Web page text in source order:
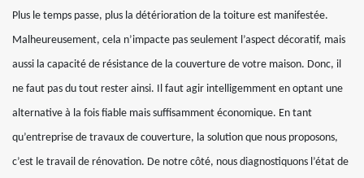
Plus le temps passe, plus la détérioration de la toiture est manifestée.
Malheureusement, cela n’impacte pas seulement l’aspect décoratif, mais
aussi la capacité de résistance de la couverture de votre maison. Donc, il
ne faut pas du tout rester ainsi. Il faut agir intelligemment en optant une
alternative à la fois fiable mais suffisamment économique. En tant
qu’entreprise de travaux de couverture, la solution que nous proposons,
c’est le travail de rénovation. De notre côté, nous diagnostiquons l’état de